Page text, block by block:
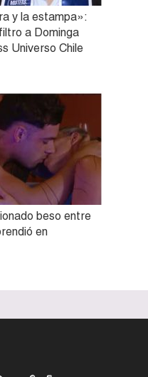
y la estampa»:
a Dominga
Universo Chile
beso entre
en